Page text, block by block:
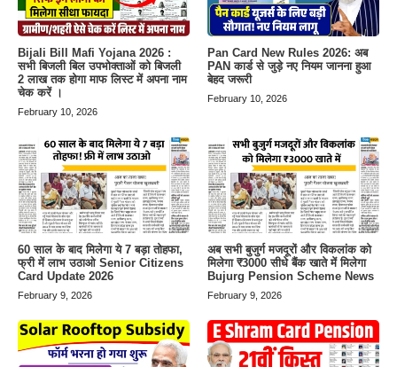
Bijali Bill Mafi Yojana 2026 :
सभी बिजली बिल उपभोक्ताओं को बिजली
2 लाख तक होगा माफ लिस्ट में अपना नाम
चेक करें ।
February 10, 2026
Pan Card New Rules 2026: अब
PAN कार्ड से जुड़े नए नियम जानना हुआ
बेहद जरूरी
February 10, 2026
60 साल के बाद मिलेगा ये 7 बड़ा तोहफा,
फ्री में लाभ उठाओ Senior Citizens
Card Update 2026
February 9, 2026
अब सभी बुजुर्ग मजदूरों और विकलांक को
मिलेगा ₹3000 सीधे बैंक खाते में मिलेगा
Bujurg Pension Scheme News
February 9, 2026